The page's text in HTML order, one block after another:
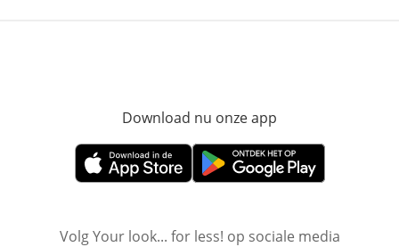
Download nu onze app
Opent in nieuw vensterOpent in nieuw venster
Volg Your look... for less! op sociale media